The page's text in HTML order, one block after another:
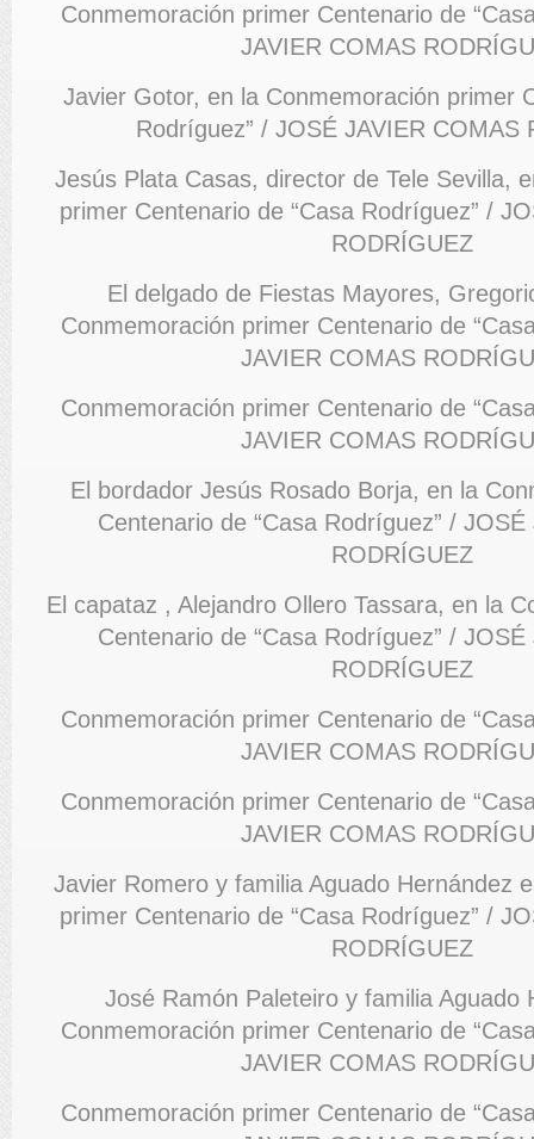
Conmemoración primer Centenario de
JAVIER COMAS
Javier Gotor, en la Conmemoración primer
Rodríguez” / JOSÉ JAVIER COMAS
Jesús Plata Casas, director de Tele Sevilla,
primer Centenario de “Casa Rodríguez” /
RODRÍGUEZ
El delgado de Fiestas Mayores,
Conmemoración primer Centenario de
JAVIER COMAS
Conmemoración primer Centenario de
JAVIER COMAS
El bordador Jesús Rosado Borja, en la
Centenario de “Casa Rodríguez” /
RODRÍGUEZ
El capataz , Alejandro Ollero Tassara, en la
Centenario de “Casa Rodríguez” /
RODRÍGUEZ
Conmemoración primer Centenario de
JAVIER COMAS
Conmemoración primer Centenario de
JAVIER COMAS
Javier Romero y familia Aguado Hernández
primer Centenario de “Casa Rodríguez” /
RODRÍGUEZ
José Ramón Paleteiro y familia Aguado
Conmemoración primer Centenario de
JAVIER COMAS
Conmemoración primer Centenario de